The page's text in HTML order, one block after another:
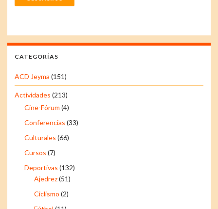
CATEGORÍAS
ACD Jeyma (151)
Actividades (213)
Cine-Fórum (4)
Conferencias (33)
Culturales (66)
Cursos (7)
Deportivas (132)
Ajedrez(51)
Ciclismo (2)